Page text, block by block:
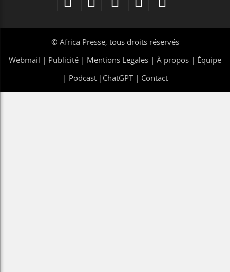
© Africa Presse, tous droits réservés
Webmail | Publicité | Mentions Legales | À propos | Équipe
| Podcast| ChatGPT| Contact